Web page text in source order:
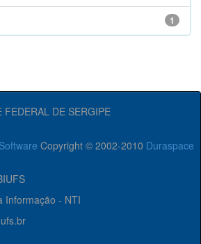
1
FEDERAL DE SERGIPE
Copyright © 2002-2010 Duraspace
Informação - NTI